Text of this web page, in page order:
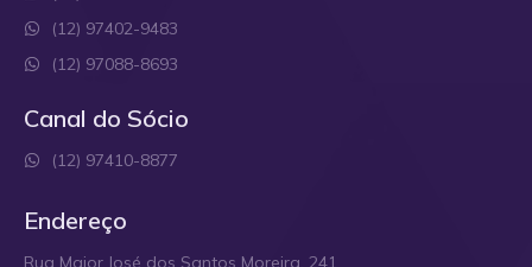
(12) 97402-9483
(12) 97088-8693
Canal do Sócio
(12) 97410-8877
Endereço
Rua Major José dos Santos Moreira, 241